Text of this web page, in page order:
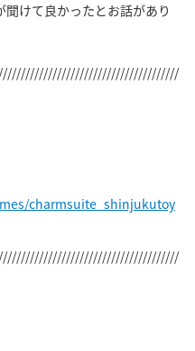
けて良かったとお話があり
charmsuite_shinjukutoy